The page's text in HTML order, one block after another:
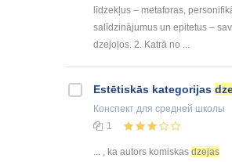
līdzekļus – metaforas,
salīdzinājumus un epitetus –
dzejoļos. 2. Katrā no ...
Estētiskās kategorijas
Конспект для средней школы
1
... , ka autors komiskas dzejas